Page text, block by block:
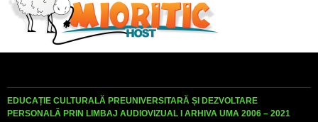
EDUCAȚIE CULTURALĂ PREUNIVERSITARĂ ȘI DEZVOLTARE
PERSONALĂ PRIN LIMBAJ AUDIOVIZUAL I ARHIVA UMA 2006 – 2021